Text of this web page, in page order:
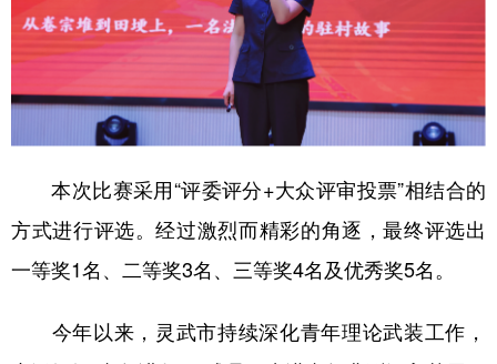
本次比赛采用“评委评分+大众评审投票”相结合的
方式进行评选。经过激烈而精彩的角逐，最终评选出
一等奖1名、二等奖3名、三等奖4名及优秀奖5名。
今年以来，灵武市持续深化青年理论武装工作，